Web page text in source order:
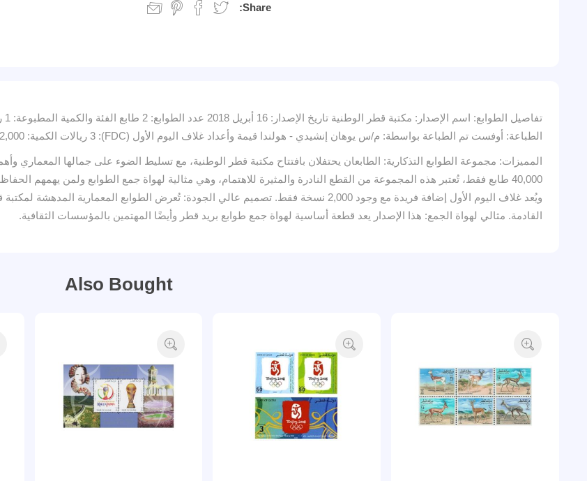
Share:
الطباعة: أوفست تم الطباعة بواسطة: م/س يوهان إنشيدي - هولندا قيمة وأعداد غلاف اليوم الأول (FDC): 3 ريالات الكمية: 2,000 غلاف FDC
المميزات: مجموعة الطوابع التذكارية: الطابعان يحتفلان بافتتاح مكتبة قطر الوطنية، مع تسليط الضوء على جمالها
ويُعد غلاف اليوم الأول إضافة فريدة مع وجود 2,000 نسخة فقط. تصميم عالي الجودة: تُعرض الطوابع
القادمة. مثالي لهواة الجمع: هذا الإصدار يعد قطعة أساسية لهواة جمع طوابع بريد قطر وأيضًا المهتمين بالمؤسسات الثقافية.
Also Bought